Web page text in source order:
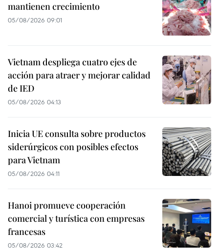
mantienen crecimiento
05/08/2026 09:01
Vietnam despliega cuatro ejes de
acción para atraer y mejorar calidad
de IED
05/08/2026 04:13
Inicia UE consulta sobre productos
siderúrgicos con posibles efectos
para Vietnam
05/08/2026 04:11
Hanoi promueve cooperación
comercial y turística con empresas
francesas
05/08/2026 03:42